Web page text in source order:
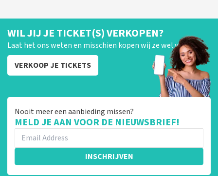
WIL JIJ JE TICKET(S) VERKOPEN?
Laat het ons weten en misschien kopen wij ze wel van je!
VERKOOP JE TICKETS
Nooit meer een aanbieding missen?
MELD JE AAN VOOR DE NIEUWSBRIEF!
INSCHRIJVEN